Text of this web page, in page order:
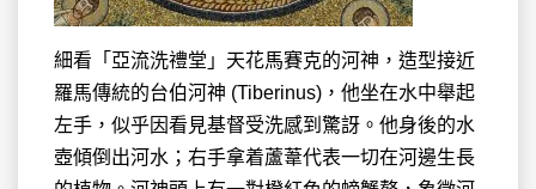
細看「亞流洗禮堂」天花馬賽克的河神，造型接近
羅馬傳統的台伯河神 (Tiberinus)，他坐在水中舉起
左手，似乎因看見基督受洗感到驚訝。他身後的水
壺傾倒出河水；右手拿着蘆葦代表一切在河邊生長